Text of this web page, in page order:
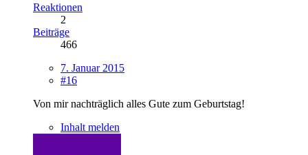
Reaktionen
2
Beiträge
466
7. Januar 2015
#16
Von mir nachträglich alles Gute zum Geburtstag!
Inhalt melden